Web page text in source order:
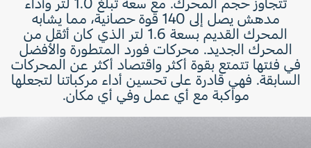
مدهش يصل إلى 140 قوة حصانية، مما يشابه
المحرك القديم بسعة 1.6 لتر الذي كان أثقل من
المحرك الجديد. محركات فورد المتطورة والأفضل
في فئتها تتمتع بقوة أكثر واقتصاد أكثر عن المحركات
السابقة. فهي قادرة على تحسين أداء مركباتنا لتجعلها
مواكبة مع أي عمل وفي أي مكان.